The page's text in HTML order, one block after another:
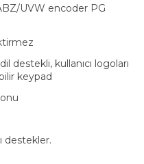
UVW encoder PG
destekli, kullanıcı logoları
keypad
destekler.